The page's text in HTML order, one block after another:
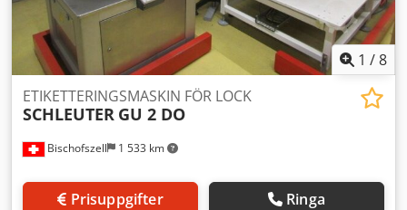
1 /8
Bischofszell 1 533 km
ETIKETTERINGSMASKIN FÖR LOCK
SCHLEUTER GU 2 DO
Prisuppgifter Ringa